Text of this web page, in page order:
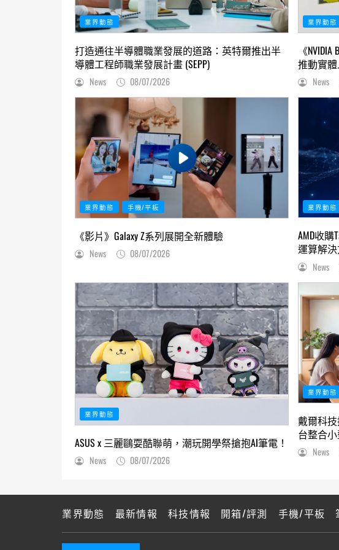
業界動態
打造通往半導體職業發展的道路：英特爾推出半
導體工程師職業發展計畫 (SEPP)
News 08/07/2026
業界動態
《
推動實
News
業界動態 手機/平板
《影片》Galaxy Z系列展開全新體驗
News 08/07/2026
業界動態
AMD收
運算解
News
業界動態
ASUS x 三麗鷗耍酷聯萌，潮玩開學祭搶抱AI筆電！
News 08/07/2026
業界動態
戴爾科技
台整合
News
業界動態 最新情報 科技情報 開箱/評測 手機/平板